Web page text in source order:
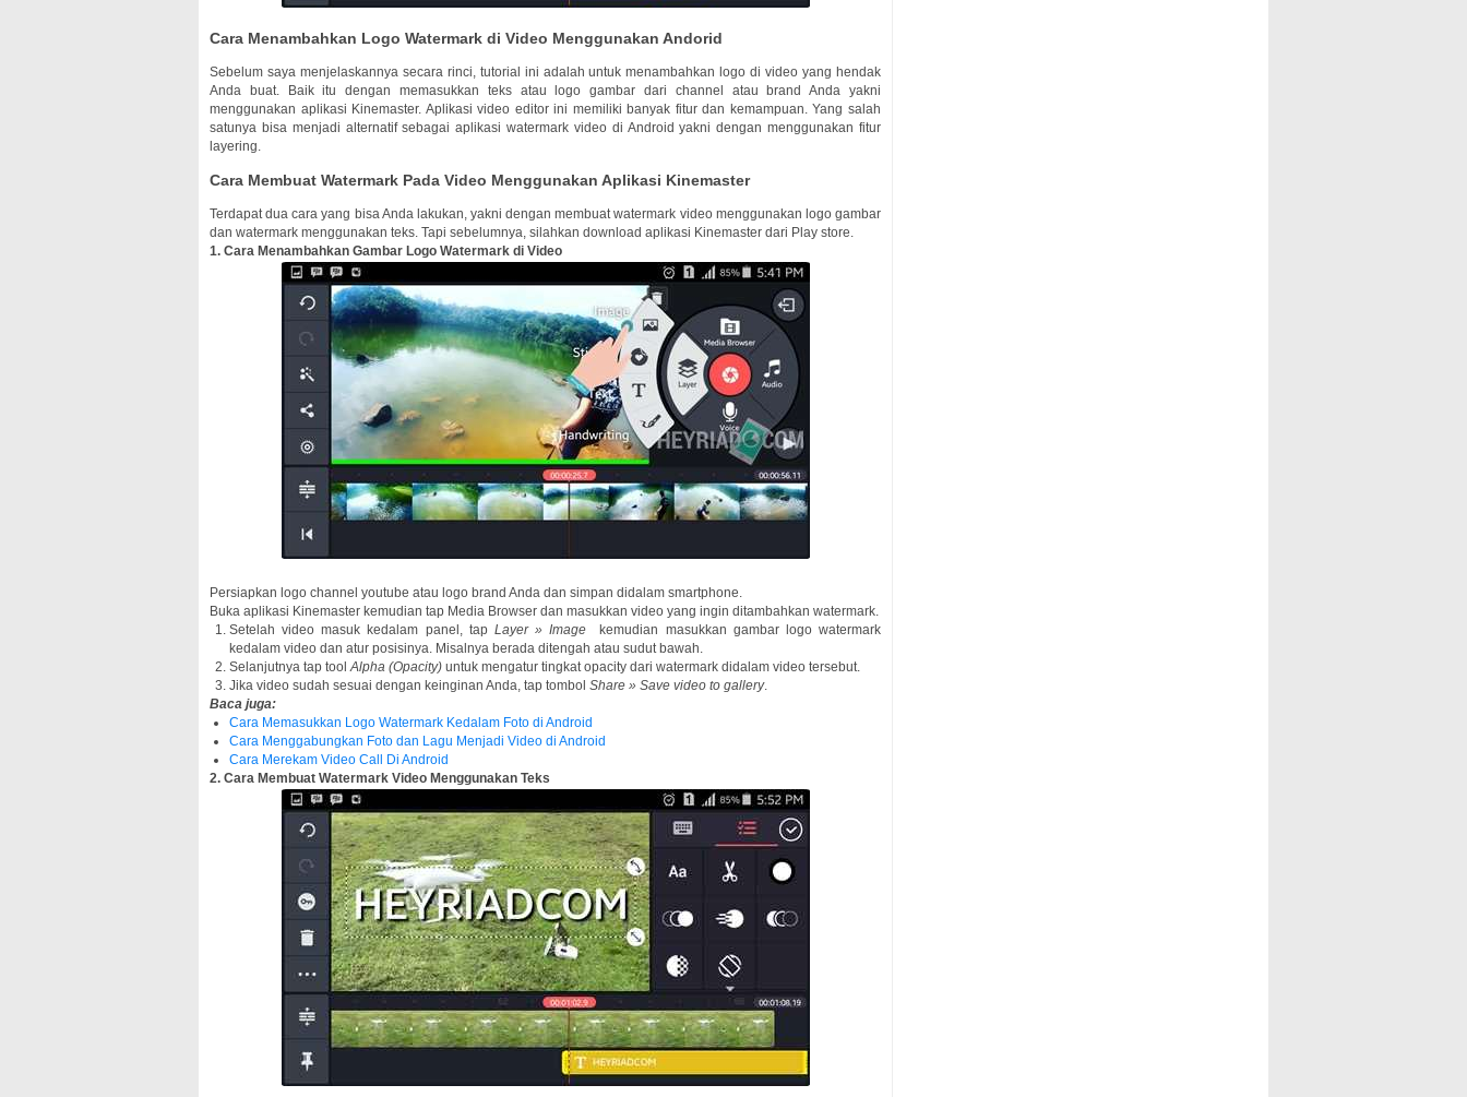
Cara Menambahkan Logo Watermark di Video Menggunakan Andorid
Sebelum saya menjelaskannya secara rinci, tutorial ini adalah untuk menambahkan logo di video yang hendak
Anda buat. Baik itu dengan memasukkan teks atau logo gambar dari channel atau brand Anda yakni
menggunakan aplikasi Kinemaster. Aplikasi video editor ini memiliki banyak fitur dan kemampuan. Yang salah
satunya bisa menjadi alternatif sebagai aplikasi watermark video di Android yakni dengan menggunakan fitur
layering.
Cara Membuat Watermark Pada Video Menggunakan Aplikasi Kinemaster
Terdapat dua cara yang bisa Anda lakukan, yakni dengan membuat watermark video menggunakan logo gambar
dan watermark menggunakan teks. Tapi sebelumnya, silahkan download aplikasi Kinemaster dari Play store.
1. Cara Menambahkan Gambar Logo Watermark di Video
Persiapkan logo channel youtube atau logo brand Anda dan simpan didalam smartphone.
Buka aplikasi Kinemaster kemudian tap Media Browser dan masukkan video yang ingin ditambahkan watermark.
Setelah video masuk kedalam panel, tap Layer » Image kemudian masukkan gambar logo watermark
kedalam video dan atur posisinya. Misalnya berada ditengah atau sudut bawah.
Selanjutnya tap toolAlpha (Opacity) untuk mengatur tingkat opacity dari watermark didalam video tersebut.
Jika video sudah sesuai dengan keinginan Anda, tap tombol Share » Save video to gallery.
Baca juga:
Cara Memasukkan Logo Watermark Kedalam Foto di Android
Cara Menggabungkan Foto dan Lagu Menjadi Video di Android
Cara Merekam Video Call Di Android
2. Cara Membuat Watermark Video Menggunakan Teks